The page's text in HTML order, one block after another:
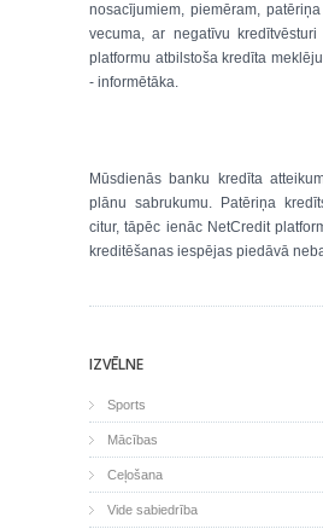
nosacījumiem, piemēram,
vecuma, ar negatīvu
platformu atbilstoša kredīta
- informētāka.
Mūsdienās banku kredīta
plānu sabrukumu. Patēriņa
citur, tāpēc ienāc NetCredit
kreditēšanas iespējas piedāvā
IZVĒLNE
Sports
Mācības
Ceļošana
Vide sabiedrība